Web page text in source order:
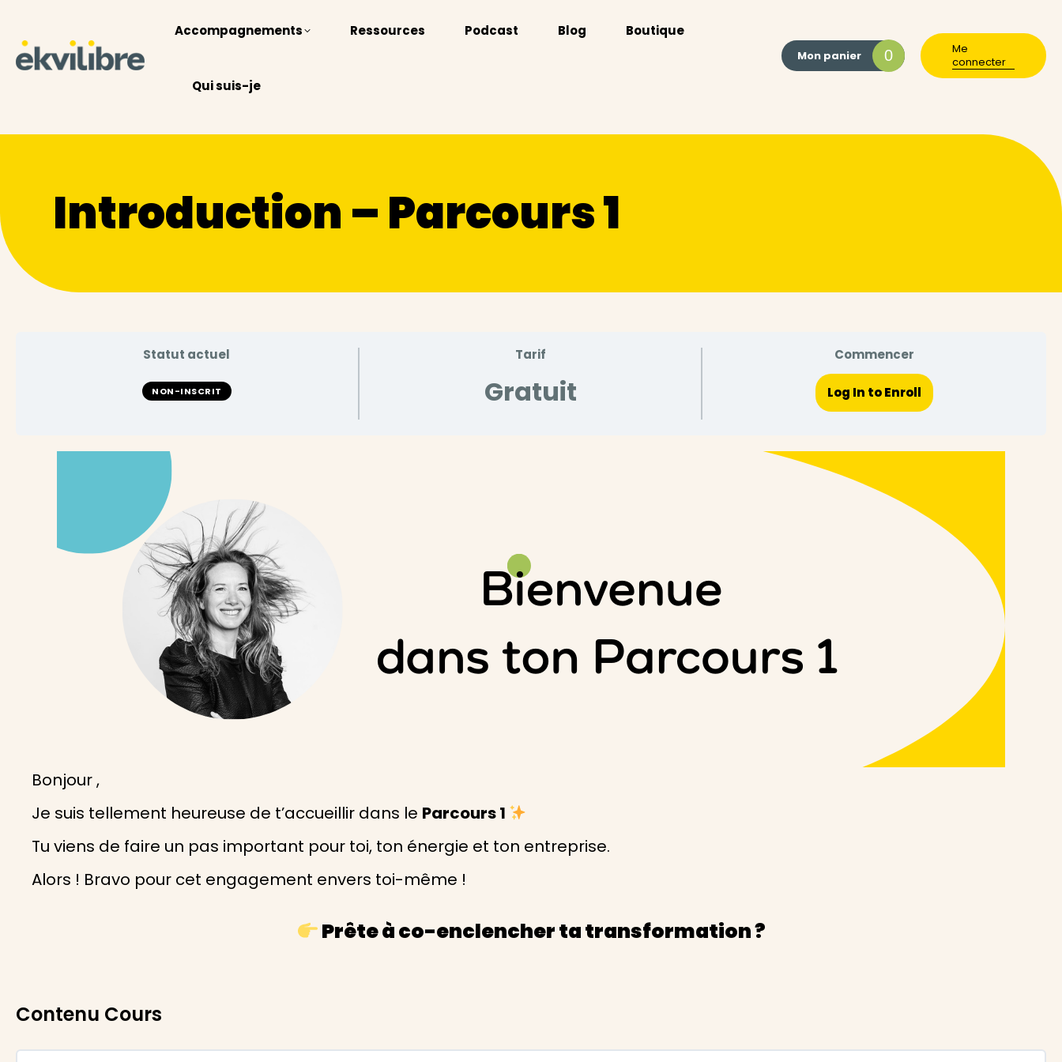
Accompagnements Ressources Podcast Blog Boutique
Qui suis-je
Mon panier 0
Me
connecter
Introduction – Parcours 1
Statut actuel
NON-INSCRIT
Tarif
Gratuit
Commencer
Log In to Enroll
Bonjour ,
Je suis tellement heureuse de t’accueillir dans le Parcours 1
Tu viens de faire un pas important pour toi, ton énergie et ton entreprise.
Alors ! Bravo pour cet engagement envers toi-même !
Prête à co-enclencher ta transformation ?
Contenu Cours